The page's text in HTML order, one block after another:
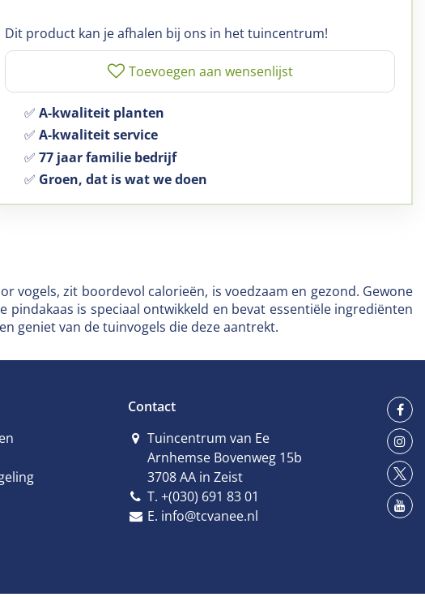
Dit product kan je afhalen bij ons in het tuincentrum!
✅ A-kwaliteit planten
✅ A-kwaliteit service
✅ 77 jaar familie bedrijf
✅ Groen, dat is wat we doen
vogels, zit boordevol calorieën, is voedzaam en gezond. Gewone
is speciaal ontwikkeld en bevat essentiële ingrediënten
geniet van de tuinvogels die deze aantrekt.
Contact
Tuincentrum van Ee
Arnhemse Bovenweg 15b
3708 AA in Zeist
T. +(030) 691 83 01
E. info@tcvanee.nl